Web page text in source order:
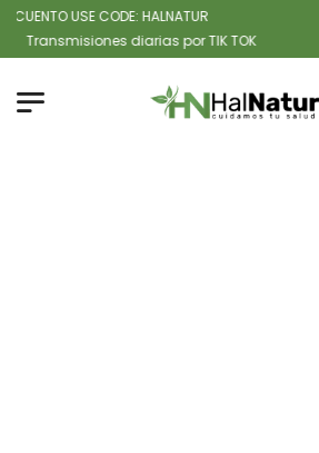
USE CODE: HALNATUR
diarias por TIK TOK